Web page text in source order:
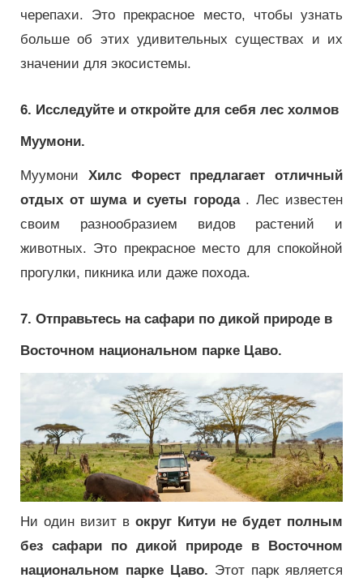
черепахи. Это прекрасное место, чтобы узнать
больше об этих удивительных существах и их
значении для экосистемы.
6. Исследуйте и откройте для себя лес холмов
Муумони.
Муумони Хилс Форест предлагает отличный
отдых от шума и суеты города. Лес известен
своим разнообразием видов растений и
животных. Это прекрасное место для спокойной
прогулки, пикника или даже похода.
7. Отправьтесь на сафари по дикой природе в
Восточном национальном парке Цаво.
Ни один визит в округ Китуи не будет полным
без сафари по дикой природе в Восточном
национальном парке Цаво. Этот парк является